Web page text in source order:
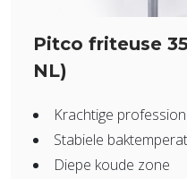
Pitco friteuse
NL)
Krachtige
Stabiele
Diepe koude zone